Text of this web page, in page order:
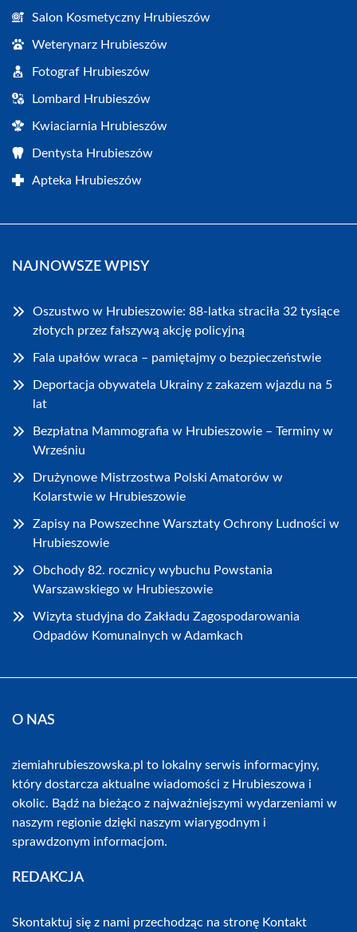
Salon Kosmetyczny Hrubieszów
Weterynarz Hrubieszów
Fotograf Hrubieszów
Lombard Hrubieszów
Kwiaciarnia Hrubieszów
Dentysta Hrubieszów
Apteka Hrubieszów
NAJNOWSZE WPISY
Oszustwo w Hrubieszowie: 88-latka straciła 32 tysiące
złotych przez fałszywą akcję policyjną
Fala upałów wraca – pamiętajmy o bezpieczeństwie
Deportacja obywatela Ukrainy z zakazem wjazdu na 5
lat
Bezpłatna Mammografia w Hrubieszowie – Terminy w
Wrześniu
Drużynowe Mistrzostwa Polski Amatorów w
Kolarstwie w Hrubieszowie
Zapisy na Powszechne Warsztaty Ochrony Ludności w
Hrubieszowie
Obchody 82. rocznicy wybuchu Powstania
Warszawskiego w Hrubieszowie
Wizyta studyjna do Zakładu Zagospodarowania
Odpadów Komunalnych w Adamkach
O NAS
ziemiahrubieszowska.pl to lokalny serwis informacyjny,
który dostarcza aktualne wiadomości z Hrubieszowa i
okolic. Bądź na bieżąco z najważniejszymi wydarzeniami w
naszym regionie dzięki naszym wiarygodnym i
sprawdzonym informacjom.
REDAKCJA
Skontaktuj się z nami przechodząc na stronę Kontakt